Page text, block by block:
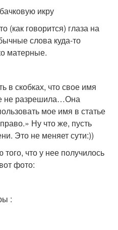
икру
(как говорится) глаза на
слова куда-то
матерные.
в скобках, что свое имя
не разрешила…Она
мое имя в статье
Ну что же, пусть
Это не меняет сути:))
что у нее получилось
фото:
: